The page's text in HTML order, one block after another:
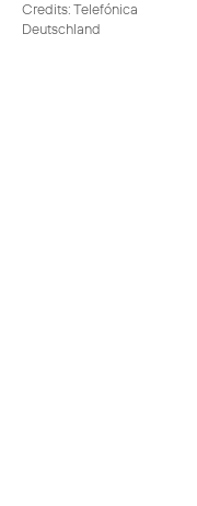
Credits: Telefónica
Deutschland